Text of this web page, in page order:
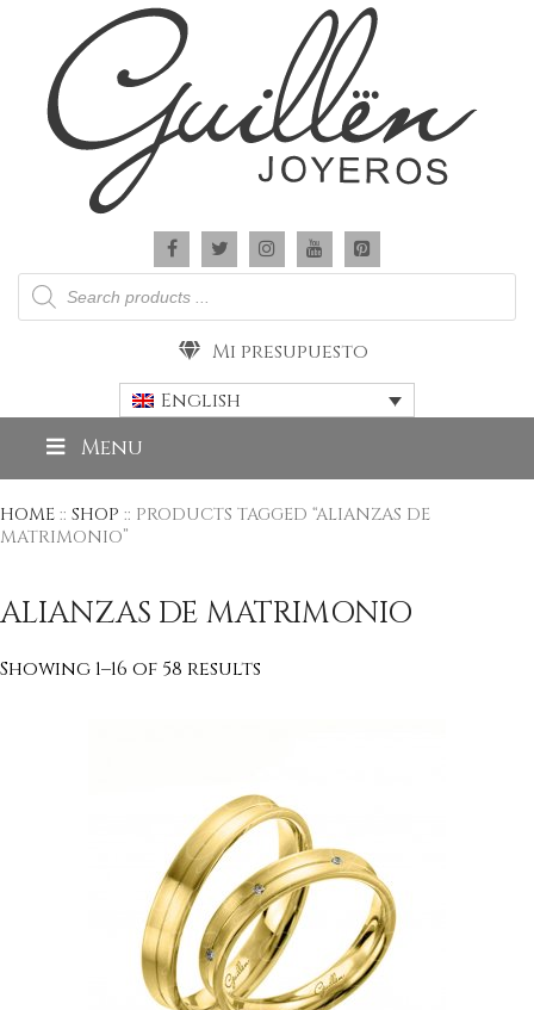
Products
search
Mi presupuesto
English
Menu
HOME :: SHOP :: PRODUCTS TAGGED “ALIANZAS DE
MATRIMONIO”
ALIANZAS DE MATRIMONIO
Showing 1–16 of 58 results